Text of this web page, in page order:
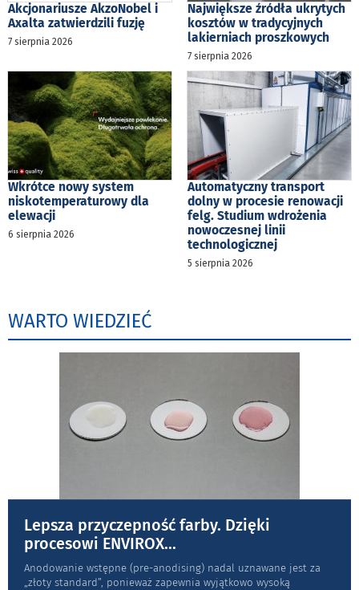
Akcjonariusze AkzoNobel i
Axalta zatwierdzili fuzję
7 sierpnia 2026
Największe źródła ukrytych
kosztów w tradycyjnych
lakierniach proszkowych
7 sierpnia 2026
Wkrótce nowy system
niskotemperaturowy dla
elewacji
6 sierpnia 2026
Automatyczny transport
dolny w procesie renowacji
felg. Studium wdrożenia
nowoczesnej linii
technologicznej
5 sierpnia 2026
WARTO WIEDZIEĆ
Lepsza przyczepność farby. Dzięki
procesowi ENVIROX...
Anodowanie wstępne (pre-anodising) nadal uznawane jest za
„złoty standard”, ponieważ zapewnia wyjątkowo wysoką